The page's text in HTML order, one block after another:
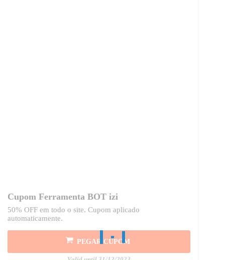
Cupom Ferramenta BOT izi
50% OFF em todo o site. Cupom aplicado
automaticamente.
PEGAR CUPOM